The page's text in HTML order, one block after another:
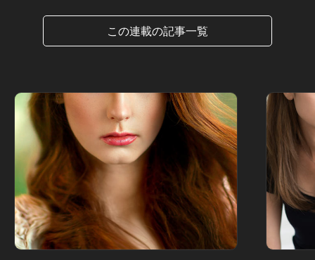
この連載の記事一覧